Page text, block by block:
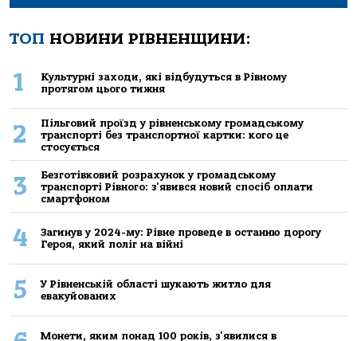
ТОП НОВИНИ РІВНЕНЩИНИ:
1
Культурні заходи, які відбудуться в Рівному
протягом цього тижня
2
Пільговий проїзд у рівненському громадському
транспорті без транспортної картки: кого це
стосується
3
Безготівковий розрахунок у громадському
транспорті Рівного: з'явився новий спосіб оплати
смартфоном
4
Загинув у 2024-му: Рівне проведе в останню дорогу
Героя, який поліг на війні
5
У Рівненській області шукають житло для
евакуйованих
Монети, яким понад 100 років, з'явилися в